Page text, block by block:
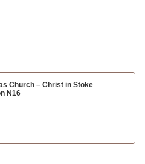
Church – Christ in Stoke
N16